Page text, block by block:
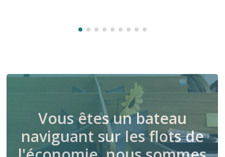
Vous êtes un bateau
naviguant sur les flots de